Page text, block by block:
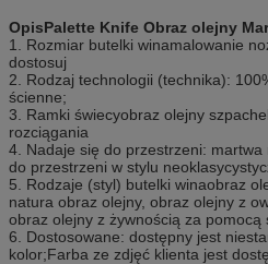
OpisPalette Knife Obraz olejny
1. Rozmiar butelki winamalowanie
dostosuj
2. Rodzaj technologii (technika):
ścienne;
3. Ramki świecyobraz olejny
rozciągania
4. Nadaje się do przestrzeni: martwa
do przestrzeni w stylu
5. Rodzaje (styl) butelki winaobraz
natura obraz olejny, obraz olejny z
obraz olejny z żywnością za pomocą
6. Dostosowane: dostępny jest
kolor;Farba ze zdjęć klienta jest